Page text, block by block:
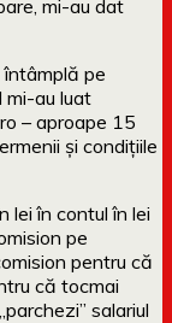
mi-au dat
pe
mi-au luat
– aproape 15
și condițiile
lei în contul în lei
pe
pentru că
că tocmai
salariul